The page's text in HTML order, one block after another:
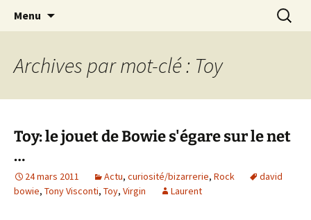
Laurent Rieppi
Journaliste musical · Historien du rock ·
Conférencier
Menu
Archives par mot-clé : Toy
Toy: le jouet de Bowie s'égare sur le net
…
24 mars 2011 Actu, curiosité/bizarrerie, Rock
david
bowie, Tony Visconti, Toy, Virgin Laurent